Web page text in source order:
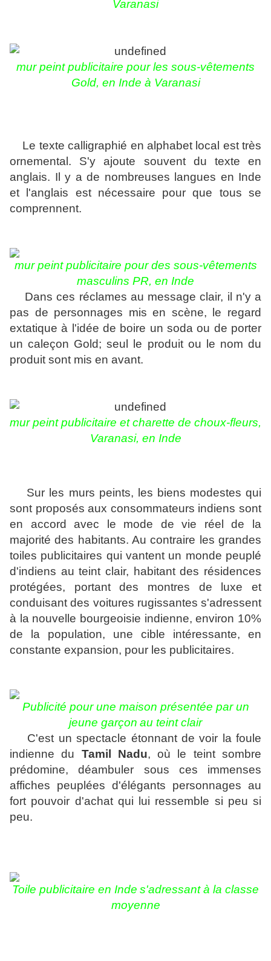
Varanasi
mur peint publicitaire pour les sous-vêtements
Gold, en Inde à Varanasi
Le texte calligraphié en alphabet local est très
ornemental. S'y ajoute souvent du texte en
anglais. Il y a de nombreuses langues en Inde
et l'anglais est nécessaire pour que tous se
comprennent.
mur peint publicitaire pour des sous-vêtements
masculins PR, en Inde
Dans ces réclames au message clair, il n'y a
pas de personnages mis en scène, le regard
extatique à l'idée de boire un soda ou de porter
un caleçon Gold; seul le produit ou le nom du
produit sont mis en avant.
mur peint publicitaire et charette de choux-fleurs,
Varanasi, en Inde
Sur les murs peints, les biens modestes qui
sont proposés aux consommateurs indiens sont
en accord avec le mode de vie réel de la
majorité des habitants. Au contraire les grandes
toiles publicitaires qui vantent un monde peuplé
d'indiens au teint clair, habitant des résidences
protégées, portant des montres de luxe et
conduisant des voitures rugissantes s'adressent
à la nouvelle bourgeoisie indienne, environ 10%
de la population, une cible intéressante, en
constante expansion, pour les publicitaires.
Publicité pour une maison présentée par un
jeune garçon au teint clair
C'est un spectacle étonnant de voir la foule
indienne du Tamil Nadu, où le teint sombre
prédomine, déambuler sous ces immenses
affiches peuplées d'élégants personnages au
fort pouvoir d'achat qui lui ressemble si peu si
peu.
Toile publicitaire en Inde s'adressant à la classe
moyenne